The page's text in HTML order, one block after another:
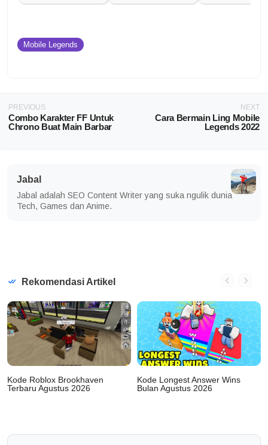
Mobile Legends
PREVIOUS
Combo Karakter FF Untuk
Chrono Buat Main Barbar
NEXT
Cara Bermain Ling Mobile
Legends 2022
Jabal
Jabal adalah SEO Content Writer yang suka ngulik dunia
Tech, Games dan Anime.
Rekomendasi Artikel
Kode Roblox Brookhaven
Terbaru Agustus 2026
Kode Longest Answer Wins
Bulan Agustus 2026